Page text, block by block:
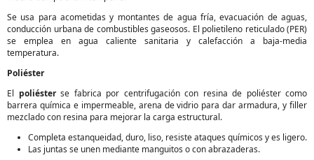
Se usa para acometidas y montantes de agua fría, evacuación de aguas,
conducción urbana de combustibles gaseosos. El polietileno reticulado (PER)
se emplea en agua caliente sanitaria y calefacción a baja-media
temperatura.
Poliéster
El poliésterse fabrica por centrifugación con resina de poliéster como
barrera química e impermeable, arena de vidrio para dar armadura, y filler
mezclado con resina para mejorar la carga estructural.
Completa estanqueidad, duro, liso, resiste ataques químicos y es ligero.
Las juntas se unen mediante manguitos o con abrazaderas.